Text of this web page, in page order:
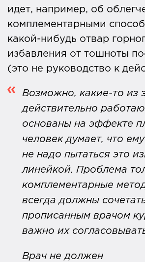
идет, например, об
комплементарными
какой-нибудь отвар
избавления от тошноты
(это не руководство к
Возможно, какие-то из
действительно
основаны на эффекте
человек думает, что
не надо пытаться это
линейкой. Проблема
комплементарные
всегда должны
прописанным врачом
важно их
Врач не должен